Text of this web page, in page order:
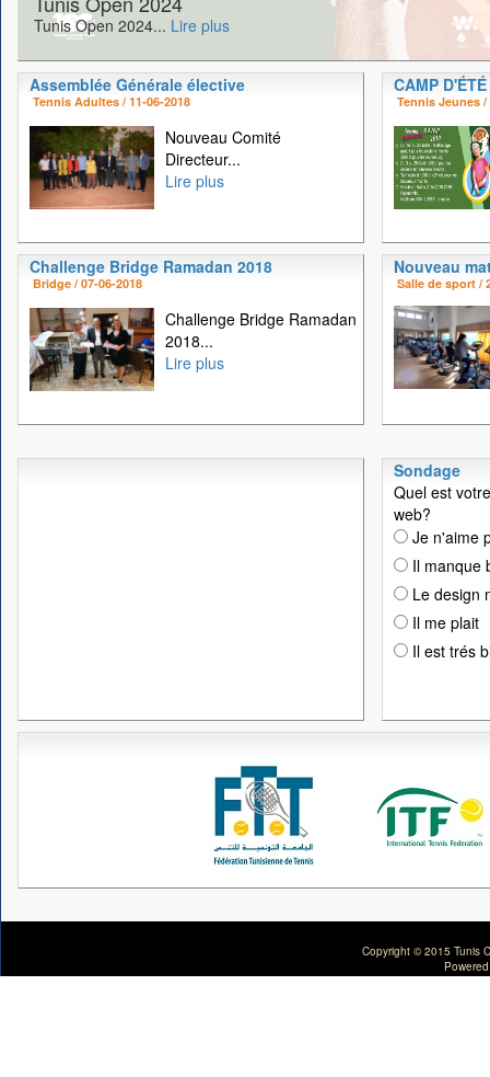
Tunis Open 2024... Lire plus
Assemblée Générale élective
Tennis Adultes / 11-06-2018
Nouveau Comité
Directeur...
Lire plus
CAMP
Tennis Jeunes /
Challenge Bridge Ramadan 2018
Bridge / 07-06-2018
Challenge Bridge Ramadan
2018...
Lire plus
Nouveau
Salle de sport /
Sondage
Quel est
web?
Je n'aime
Il manque
Le design
Il me plait
Il est trés
Copyright © 2015 Tunis